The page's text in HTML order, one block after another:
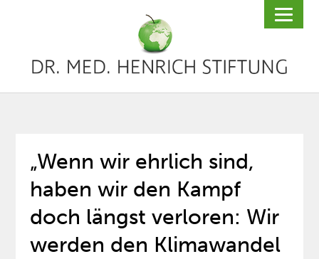
„Wenn wir ehrlich sind,
haben wir den Kampf
doch längst verloren: Wir
werden den Klimawandel